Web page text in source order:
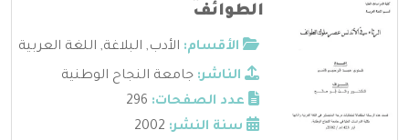
الطوائف
الأقسام: الأدب, البلاغة, اللغة العربية
الناشر: جامعة النجاح الوطنية
عدد الصفحات:
سنة النشر: